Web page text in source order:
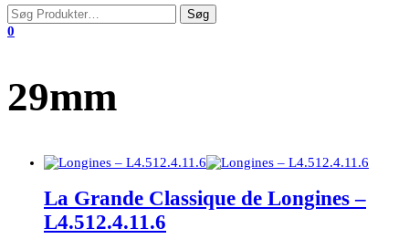
0
29mm
La Grande Classique de Longines –
L4.512.4.11.6